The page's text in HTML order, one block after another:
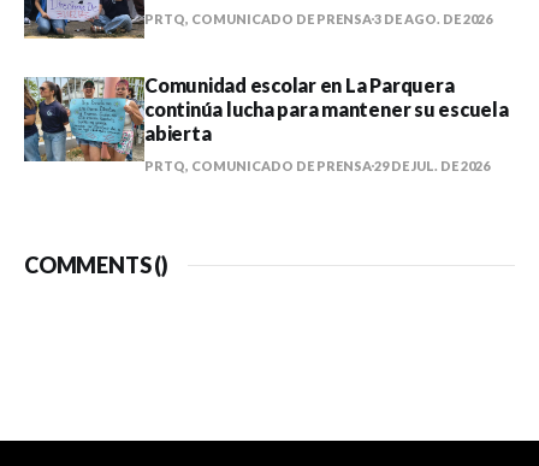
PRTQ, COMUNICADO DE PRENSA3 DE AGO. DE 2026
Comunidad escolar en La Parquera
continúa lucha para mantener su escuela
abierta
PRTQ, COMUNICADO DE PRENSA29 DE JUL. DE 2026
COMMENTS ()